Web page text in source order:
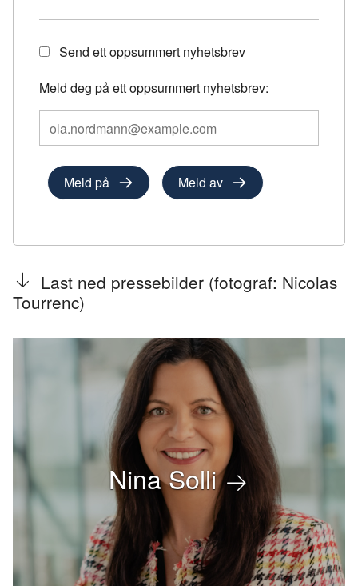
Send ett oppsummert nyhetsbrev
Meld deg på ett oppsummert nyhetsbrev:
deg
nyhetsbrev:
Meld på Meld av
Last ned pressebilder (fotograf: Nicolas
Tourrenc)
Nina Solli